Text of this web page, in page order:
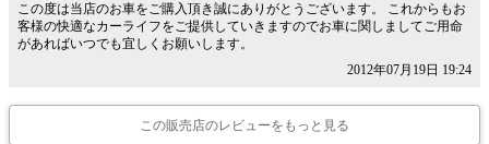
この度は当店のお車をご購入頂き誠にありがとうございます。 これからもお
客様の快適なカーライフをご提供していきますのでお車に関しましてご用命
があればいつでも宜しくお願いします。
2012年07月19日 19:24
この販売店のレビューをもっと見る